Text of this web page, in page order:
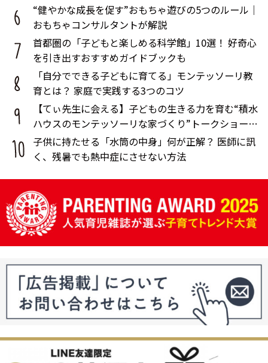
“健やかな成長を促す”おもちゃ遊びの5つのルール｜
おもちゃコンサルタントが解説
首都圏の「子どもと楽しめる科学館」10選！ 好奇心
を引き出すおすすめガイドブックも
「自分でできる子どもに育てる」モンテッソーリ教
育とは？ 家庭で実践する3つのコツ
【てぃ先生に会える】子どもの生きる力を育む“積水
ハウスのモンテッソーリな家づくり”トークショー開
催
子供に持たせる「水筒の中身」何が正解？ 医師に訊
く、残暑でも熱中症にさせない方法